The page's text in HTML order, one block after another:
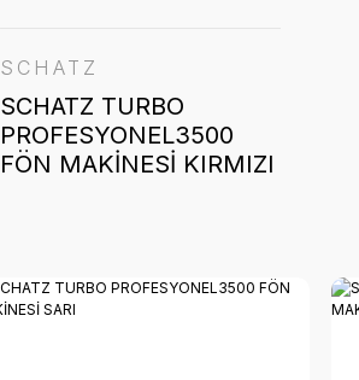
SCHATZ
SCHATZ TURBO
PROFESYONEL3500
FÖN MAKİNESİ KIRMIZI